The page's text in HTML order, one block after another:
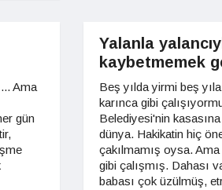
Ama
gün
Yalanla
kaybetmemek
Beş yılda yirmi beş
karınca gibi
Belediyesi'nin
dünya. Hakikatin hiç
çakılmamış oysa.
gibi çalışmış. Dahası
babası çok üzülmüş,